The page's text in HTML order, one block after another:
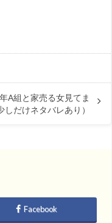
A組と家売る女見てま
しだけネタバレあり）
Facebook